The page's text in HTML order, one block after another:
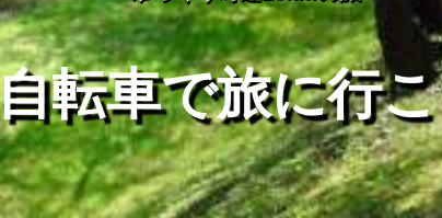
転車で旅に行